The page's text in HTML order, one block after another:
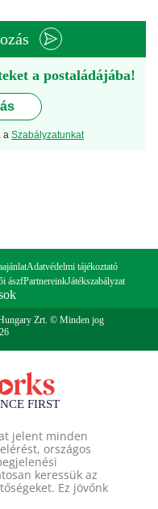
a postaládájába!
a Szabályzatunkat
Adatvédelmi tájékoztató
ászfPartnereinkJátékszabályzat
Zrt. © Minden jog
jelent minden
országos
keressük az
Ez jövőnk